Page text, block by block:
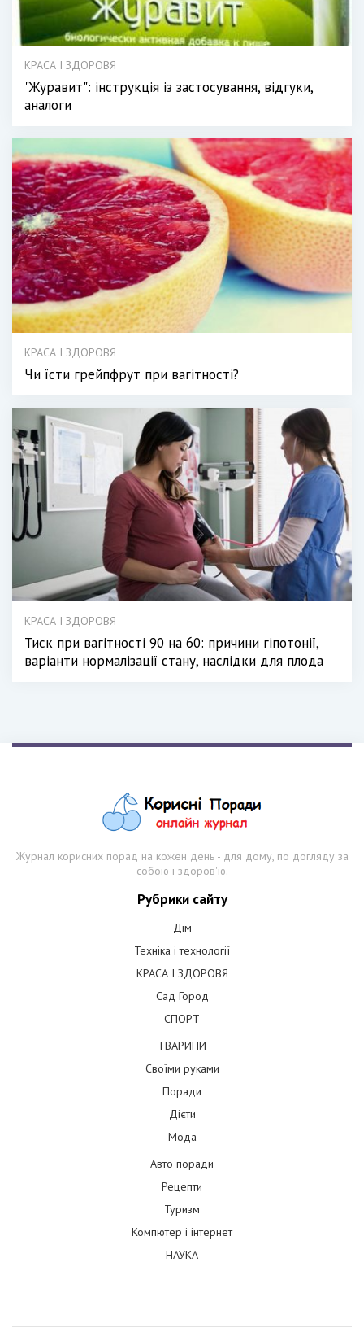
КРАСА І ЗДОРОВЯ
"Журавит": інструкція із застосування, відгуки,
аналоги
КРАСА І ЗДОРОВЯ
Чи їсти грейпфрут при вагітності?
КРАСА І ЗДОРОВЯ
Тиск при вагітності 90 на 60: причини гіпотонії,
варіанти нормалізації стану, наслідки для плода
Журнал корисних порад на кожен день - для дому, по догляду за
собою і здоров'ю.
Рубрики сайту
Дім
Техніка і технології
КРАСА І ЗДОРОВЯ
Сад Город
СПОРТ
ТВАРИНИ
Своїми руками
Поради
Дієти
Мода
Авто поради
Рецепти
Туризм
Компютер і інтернет
НАУКА